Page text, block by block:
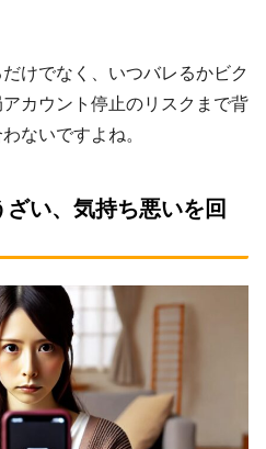
けでなく、いつバレるかビク
カウント停止のリスクまで背
ないですよね。
い、気持ち悪いを回